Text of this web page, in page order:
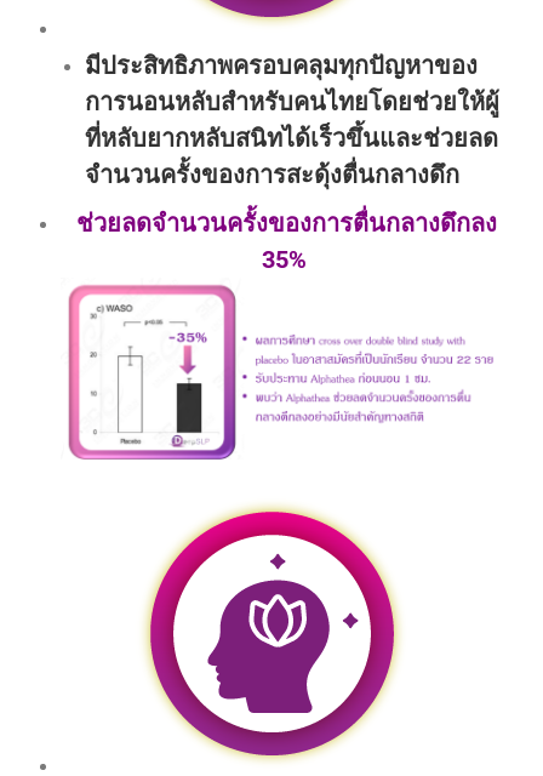
มีประสิทธิภาพครอบคลุมทุกปัญหาของ
การนอนหลับสำหรับคนไทยโดยช่วยให้ผู้
ที่หลับยากหลับสนิทได้เร็วขึ้นและช่วยลด
จำนวนครั้งของการสะดุ้งตื่นกลางดึก
ช่วยลดจำนวนครั้งของการตื่นกลางดึกลง
35%